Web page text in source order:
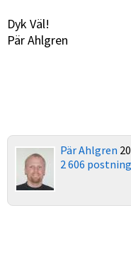
Dyk Väl!
Pär Ahlgren
Pär Ahlgren
2 606